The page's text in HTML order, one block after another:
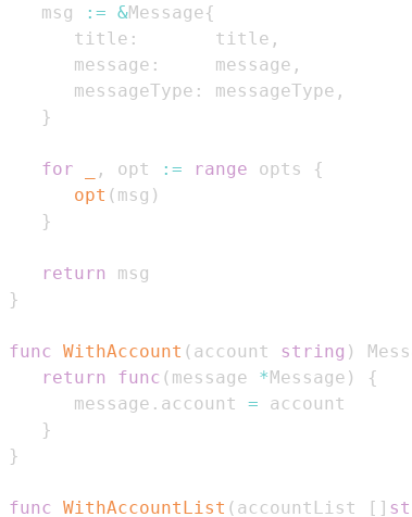
   msg
:= &Message{
      title
:
       title
,
      message
:
     message
,
      messageType
: messageType ,
}
for , opt := range opts
{
opt ( msg )
}
return
}
func WithAccount ( account string )
return
func ( message * Message )
{
      message
. account =
}
}
func WithAccountList ( accountList [ ]